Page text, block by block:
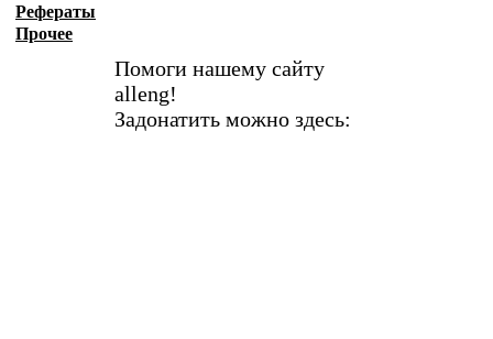
Рефераты
Прочее
Помоги нашему сайту
alleng!
Задонатить можно здесь: